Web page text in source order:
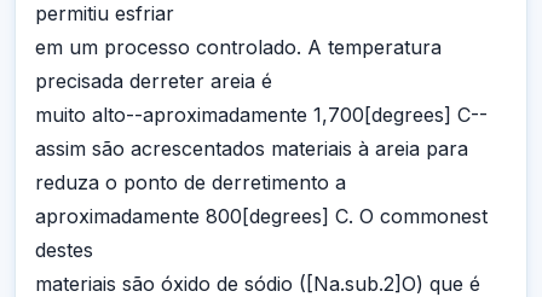
permitiu esfriar
em um processo controlado. A temperatura
precisada derreter areia é
muito alto--aproximadamente 1,700[degrees] C--
assim são acrescentados materiais à areia para
reduza o ponto de derretimento a
aproximadamente 800[degrees] C. O commonest
destes
materiais são óxido de sódio ([Na.sub.2]O) que é